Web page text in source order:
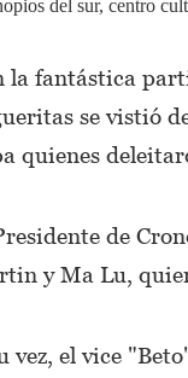
del sur, centro
la fantástica
se vistió
quienes
de
y Ma Lu,
vez, el vice